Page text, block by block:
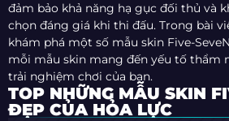
đảm bảo khả năng hạ gục đối thủ và
chọn đáng giá khi thi đấu. Trong bài
khám phá một số mẫu skin Five-
mỗi mẫu skin mang đến yếu tố thẩm
trải nghiệm chơi của bạn.
TOP NHỮNG MẪU SKIN
ĐẸP CỦA HỎA LỰC